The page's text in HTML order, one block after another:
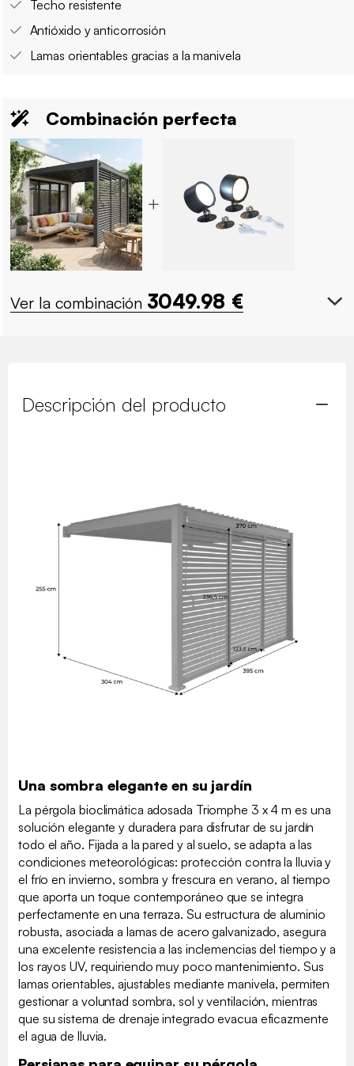
Techo resistente
Antióxido y anticorrosión
Lamas orientables gracias a la manivela
Combinación perfecta
Ver la combinación 3049.98 €
Descripción del producto
Una sombra elegante en su jardín
La pérgola bioclimática adosada Triomphe 3 x 4 m es una
solución elegante y duradera para disfrutar de su jardín
todo el año. Fijada a la pared y al suelo, se adapta a las
condiciones meteorológicas: protección contra la lluvia y
el frío en invierno, sombra y frescura en verano, al tiempo
que aporta un toque contemporáneo que se integra
perfectamente en una terraza. Su estructura de aluminio
robusta, asociada a lamas de acero galvanizado, asegura
una excelente resistencia a las inclemencias del tiempo y a
los rayos UV, requiriendo muy poco mantenimiento. Sus
lamas orientables, ajustables mediante manivela, permiten
gestionar a voluntad sombra, sol y ventilación, mientras
que su sistema de drenaje integrado evacua eficazmente
el agua de lluvia.